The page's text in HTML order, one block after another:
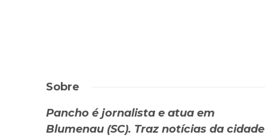
Sobre
Pancho é jornalista e atua em
Blumenau (SC). Traz notícias da cidade